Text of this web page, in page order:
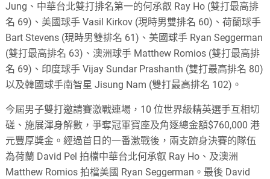
Jung、中華台北雙打排名第一的何承叡 Ray Ho (雙打最高排
名 69)、美國球手 Vasil Kirkov (現時男雙排名 60)、荷蘭球手
Bart Stevens (現時男雙排名 61)、美國球手 Ryan Seggerman
(雙打最高排名 63)、澳洲球手 Matthew Romios (雙打最高排
名 69)、印度球手 Vijay Sundar Prashanth (雙打最高排名 80)
以及韓國球手南智星 Jisung Nam (雙打最高排名 102)。
今屆男子雙打邀請賽激戰連場，10 位世界級精英選手互相切
磋、施展渾身解數，爭奪冠軍寶座及角逐總金額$760,000 港
元豐厚獎金。經過首日的一番激戰後，兩支躋身決賽的隊伍
為荷蘭 David Pel 拍檔中華台北何承叡 Ray Ho、及澳洲
Matthew Romios 拍檔美國 Ryan Seggerman。最後 David